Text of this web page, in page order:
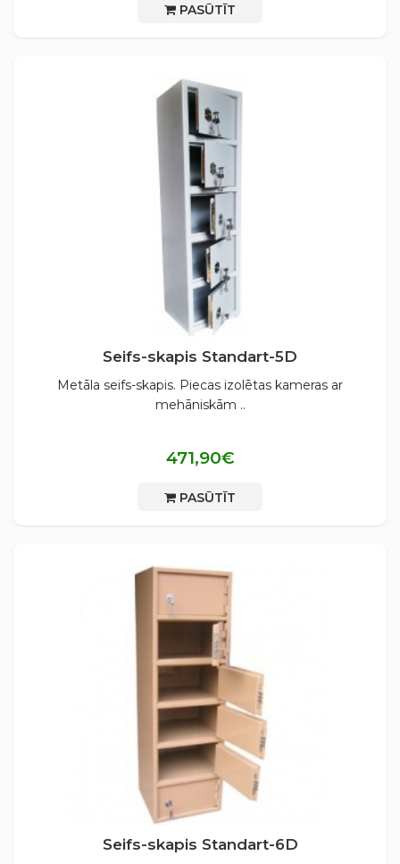
PASŪTĪT
Seifs-skapis Standart-5D
Metāla seifs-skapis. Piecas izolētas kameras ar
mehāniskām ..
471,90€
PASŪTĪT
Seifs-skapis Standart-6D